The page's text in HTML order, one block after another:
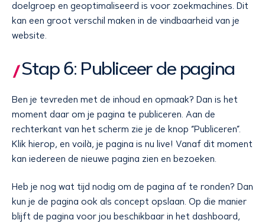
doelgroep en geoptimaliseerd is voor zoekmachines. Dit
kan een groot verschil maken in de vindbaarheid van je
website.
Stap 6: Publiceer de pagina
Ben je tevreden met de inhoud en opmaak? Dan is het
moment daar om je pagina te publiceren. Aan de
rechterkant van het scherm zie je de knop “Publiceren”.
Klik hierop, en voilà, je pagina is nu live! Vanaf dit moment
kan iedereen de nieuwe pagina zien en bezoeken.
Heb je nog wat tijd nodig om de pagina af te ronden? Dan
kun je de pagina ook als concept opslaan. Op die manier
blijft de pagina voor jou beschikbaar in het dashboard,